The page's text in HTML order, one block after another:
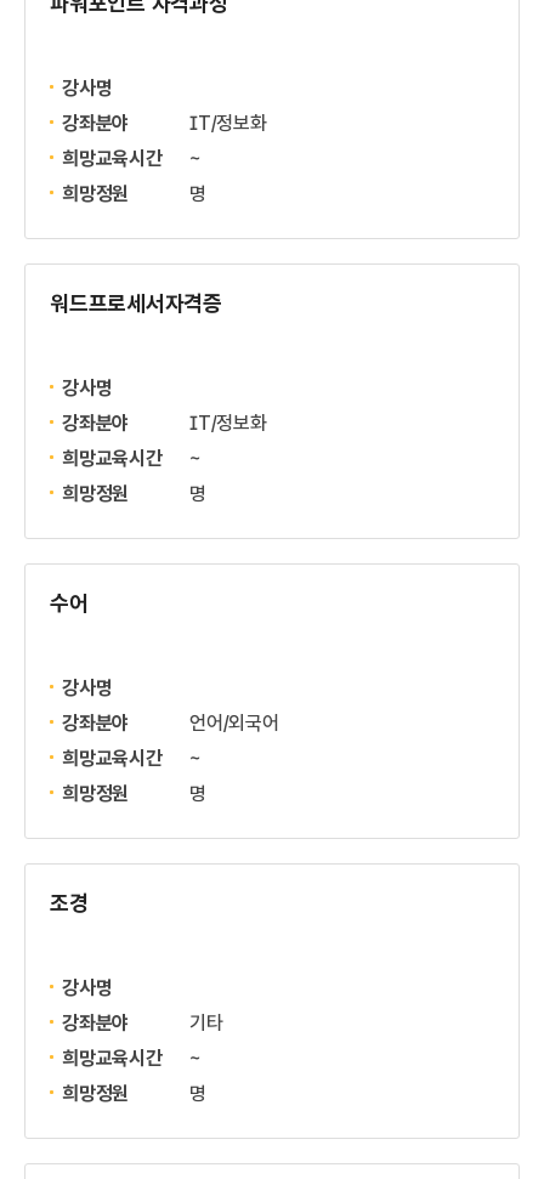
강사명
강좌분야
IT/정보화
희망교육시간
~
희망정원
명
워드프로세서자격증
강사명
강좌분야
IT/정보화
희망교육시간
~
희망정원
명
수어
강사명
강좌분야
언어/외국어
희망교육시간
~
희망정원
명
조경
강사명
강좌분야
기타
희망교육시간
~
희망정원
명